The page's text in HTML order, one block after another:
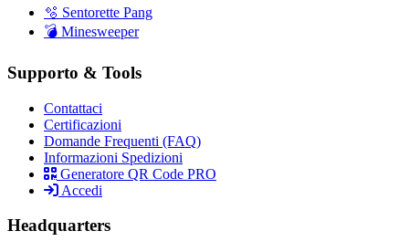
🫧 Sentorette Pang
💣 Minesweeper
Supporto & Tools
Contattaci
Certificazioni
Domande Frequenti (FAQ)
Informazioni Spedizioni
Generatore QR Code PRO
Accedi
Headquarters